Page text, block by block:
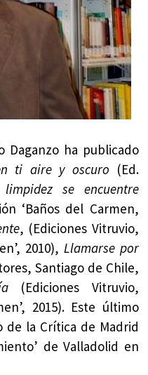
Daganzo ha publicado
ti aire y oscuro (Ed.
se encuentre
‘Baños del Carmen,
, (Ediciones Vitruvio,
2010), Llamarse por
Santiago de Chile,
(Ediciones Vitruvio,
2015). Este último
la Crítica de Madrid
de Valladolid en